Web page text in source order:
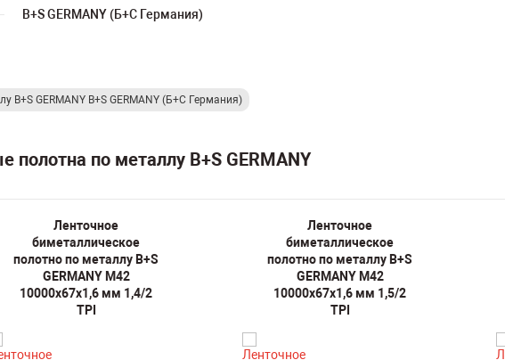
B+S GERMANY (Б+С Германия)
B+S GERMANY B+S GERMANY (Б+С Германия)
по металлу B+S GERMANY
Ленточное
биметаллическое
полотно по металлу B+S
GERMANY M42
10000х67х1,6 мм 1,4/2
TPI
Ленточное
биметаллическое
полотно по металлу B+S
GERMANY M42
10000х67х1,6 мм 1,5/2
TPI